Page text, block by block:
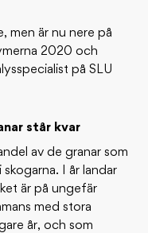
men är nu nere på
2020 och
på SLU
står kvar
av de granar som
I år landar
är på ungefär
med stora
år, och som